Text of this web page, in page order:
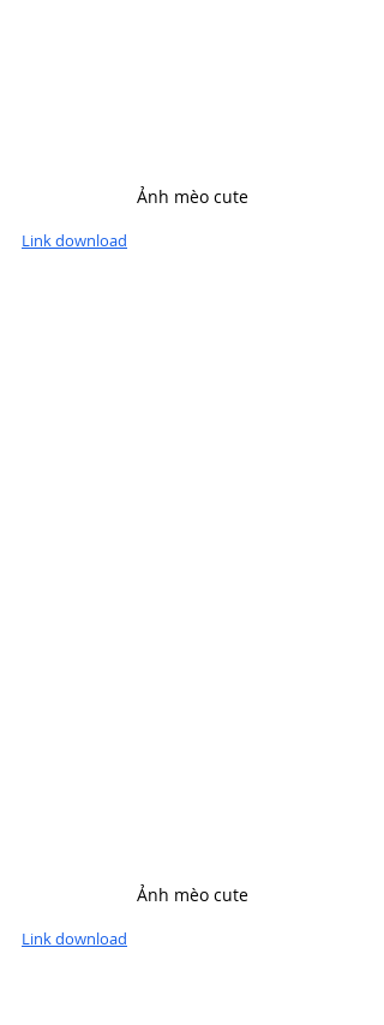
Ảnh mèo cute
Link download
Ảnh mèo cute
Link download